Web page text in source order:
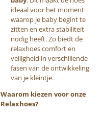
ideaal voor het moment
waarop je baby begint te
zitten en extra stabiliteit
nodig heeft. Zo biedt de
relaxhoes comfort en
veiligheid in verschillende
fasen van de ontwikkeling
van je kleintje.
Waarom kiezen voor onze
Relaxhoes?